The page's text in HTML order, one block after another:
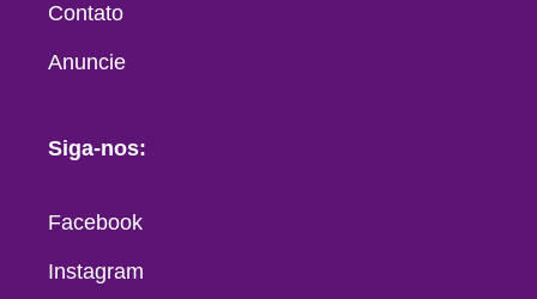
Contato
Anuncie
Siga-nos:
Facebook
Instagram